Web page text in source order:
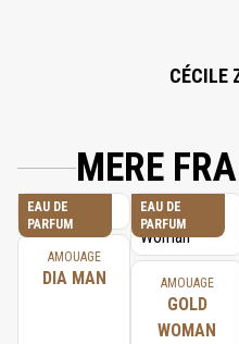
CÉCILE
MERE
EAU DE
PARFUM
AMOUAGE
DIA MAN
EAU DE
PARFUM
AMOUAGE
GOLD
WOMAN